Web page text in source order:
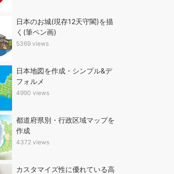
日本のお城(現存12天守閣)を描
く(筆ペン画)
5369 views
日本地図を作成・シンプル&デ
フォルメ
4990 views
都道府県別・行政区域マップを
作成
4372 views
カスタマイズ性に優れている高